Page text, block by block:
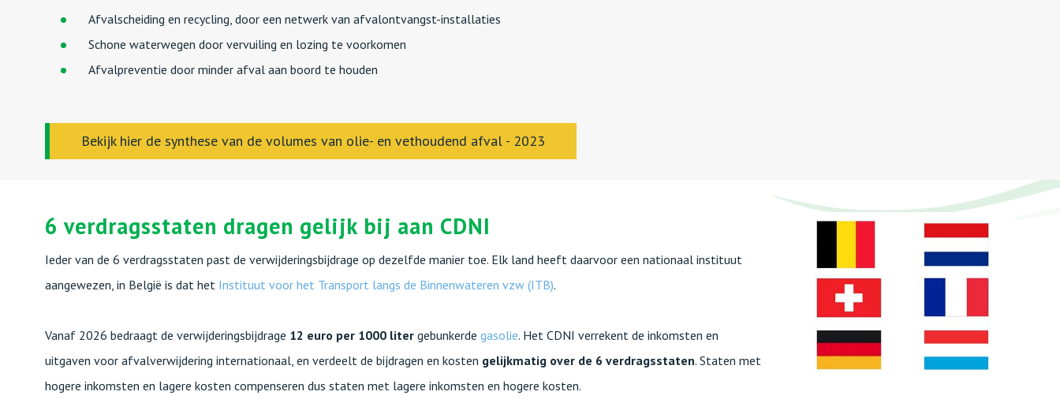
Afvalscheiding en recycling, door een netwerk van afvalontvangst-installaties
Schone waterwegen door vervuiling en lozing te voorkomen
Afvalpreventie door minder afval aan boord te houden
Bekijk hier de synthese van de volumes van olie- en vethoudend afval - 2023
6 verdragsstaten dragen gelijk bij aan CDNI
Ieder van de 6 verdragsstaten past de verwijderingsbijdrage op dezelfde manier toe. Elk land heeft daarvoor een nationaal instituut
aangewezen, in België is dat het Instituut voor het Transport langs de Binnenwateren vzw (ITB).
Vanaf 2026 bedraagt de verwijderingsbijdrage 12 euro per 1000 liter gebunkerde gasolie. Het CDNI verrekent de inkomsten en
uitgaven voor afvalverwijdering internationaal, en verdeelt de bijdragen en kosten gelijkmatig over de 6 verdragsstaten. Staten met
hogere inkomsten en lagere kosten compenseren dus staten met lagere inkomsten en hogere kosten.